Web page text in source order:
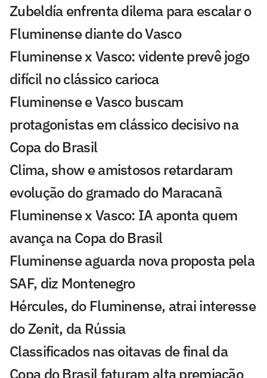
Zubeldía enfrenta dilema para escalar o
Fluminense diante do Vasco
Fluminense x Vasco: vidente prevê jogo
difícil no clássico carioca
Fluminense e Vasco buscam
protagonistas em clássico decisivo na
Copa do Brasil
Clima, show e amistosos retardaram
evolução do gramado do Maracanã
Fluminense x Vasco: IA aponta quem
avança na Copa do Brasil
Fluminense aguarda nova proposta pela
SAF, diz Montenegro
Hércules, do Fluminense, atrai interesse
do Zenit, da Rússia
Classificados nas oitavas de final da
Copa do Brasil faturam alta premiação